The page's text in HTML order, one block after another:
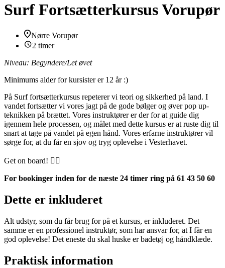
Surf Fortsætterkursus Vorupør
Nørre Vorupør
2 timer
Niveau: Begyndere/Let øvet
Minimums alder for kursister er 12 år :)
På Surf fortsætterkursus repeterer vi teori og sikkerhed på land. I
vandet fortsætter vi vores jagt på de gode bølger og øver pop up-
teknikken på brættet. Vores instruktører er der for at guide dig
igennem hele processen, og målet med dette kursus er at ruste dig til
snart at tage på vandet på egen hånd. Vores erfarne instruktører vil
sørge for, at du får en sjov og tryg oplevelse i Vesterhavet.
Get on board! 🏄‍♂️
For bookinger inden for de næste 24 timer ring på 61 43 50 60
Dette er inkluderet
Alt udstyr, som du får brug for på et kursus, er inkluderet. Det
samme er en professionel instruktør, som har ansvar for, at I får en
god oplevelse! Det eneste du skal huske er badetøj og håndklæde.
Praktisk information